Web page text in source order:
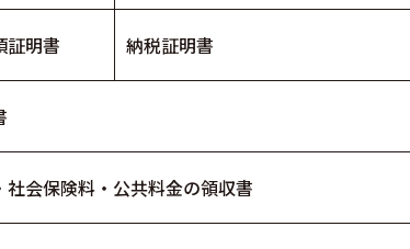
証明書 納税証明書
社会保険料・公共料金の領収書